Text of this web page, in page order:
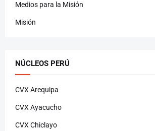
Medios para la Misión
Misión
NÚCLEOS PERÚ
CVX Arequipa
CVX Ayacucho
CVX Chiclayo